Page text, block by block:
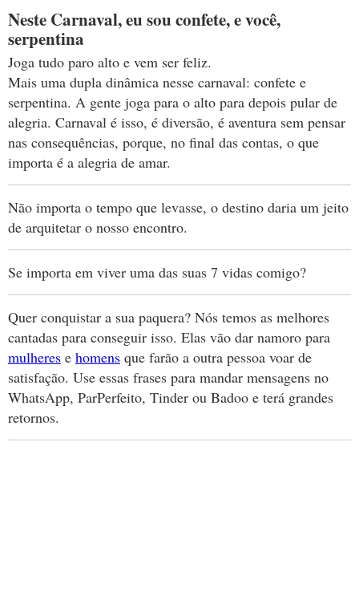
Neste Carnaval, eu sou confete, e você,
serpentina
Joga tudo paro alto e vem ser feliz.
Mais uma dupla dinâmica nesse carnaval: confete e
serpentina. A gente joga para o alto para depois pular de
alegria. Carnaval é isso, é diversão, é aventura sem pensar
nas consequências, porque, no final das contas, o que
importa é a alegria de amar.
Não importa o tempo que levasse, o destino daria um jeito
de arquitetar o nosso encontro.
Se importa em viver uma das suas 7 vidas comigo?
Quer conquistar a sua paquera? Nós temos as melhores
cantadas para conseguir isso. Elas vão dar namoro para
mulheres e homens que farão a outra pessoa voar de
satisfação. Use essas frases para mandar mensagens no
WhatsApp, ParPerfeito, Tinder ou Badoo e terá grandes
retornos.